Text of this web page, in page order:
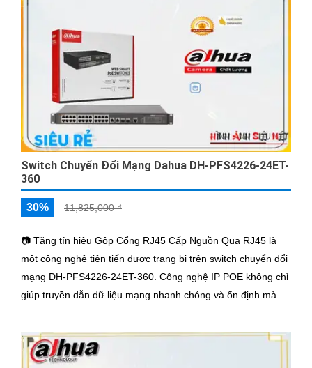
Switch Chuyển Đổi Mạng Dahua DH-PFS4226-24ET-
360
30% 11,825,000 ₫
📷 Tăng tín hiệu Gộp Cổng RJ45 Cấp Nguồn Qua RJ45 là
một công nghệ tiên tiến được trang bị trên switch chuyển đổi
mạng DH-PFS4226-24ET-360. Công nghệ IP POE không chỉ
giúp truyền dẫn dữ liệu mạng nhanh chóng và ổn định mà
thời gian và công sức. Sản phẩm này còn hỗ trợ việc gộp các
cổng RJ45, giúp tăng khả năng kết nối mạng và sử dụng